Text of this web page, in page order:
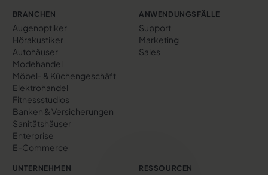
BRANCHEN
Augenoptiker
Hörakustiker
Autohäuser
Modehandel
Möbel- & Küchengeschäft
Elektrohandel
Fitnessstudios
Banken & Versicherungen
Sanitätshäuser
Enterprise
E-Commerce
ANWENDUNGSFÄLLE
Support
Marketing
Sales
UNTERNEHMEN RESSOURCEN